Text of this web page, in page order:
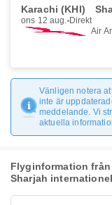
Karachi (KHI)
ons 12 aug. Direkt
Air
Vänligen notera
inte är
meddelande. Vi
aktuella
Flyginformation
Sharjah